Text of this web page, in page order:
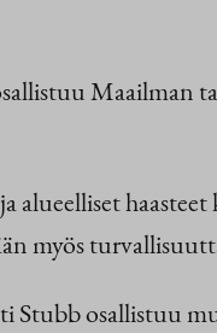
Maailman
alueelliset
myös
osallistuu